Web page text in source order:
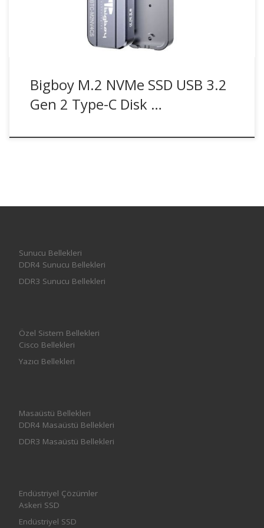
Bigboy M.2 NVMe SSD USB 3.2
Gen 2 Type-C Disk …
Sunucu Bellekleri
DDR4 Sunucu Bellekleri
DDR3 Sunucu Bellekleri
Özel Sistem Bellekleri
Cisco Bellekleri
Yazıcı Bellekleri
Masaüstü Bellekleri
DDR4 Masaüstü Bellekleri
DDR3 Masaüstü Bellekleri
Endüstriyel Çözümler
Askeri SSD
Endüstriyel SSD